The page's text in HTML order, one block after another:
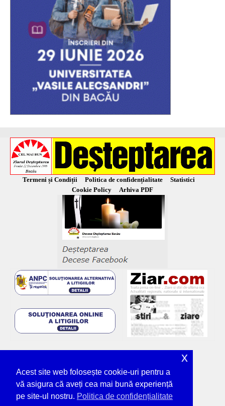
Termeni și Condiții Politica de confidențialitate
Statistici
Cookie Policy
Arhiva PDF
Acest site web folosește cookie-uri pentru a
vă asigura că aveți cea mai bună experiență
pe site-ul nostru. Politica de confidențialitate
x